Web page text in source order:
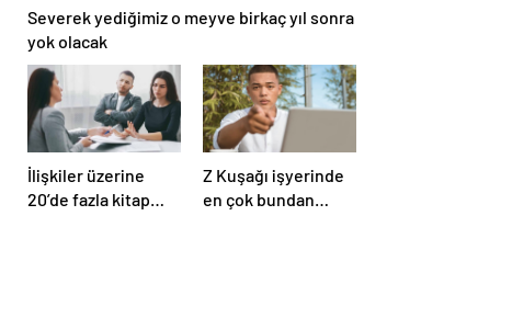
Severek yediğimiz o meyve birkaç yıl sonra
yok olacak
İlişkiler üzerine
20’de fazla kitap
Z Kuşağı işyerinde
en çok bundan